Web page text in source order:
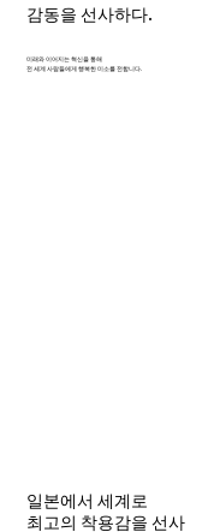
감동을 선사하다.
미래와 이어지는 혁신을 통해
전 세계 사람들에게 행복한 미소를 전합니다.
일본에서 세계로
최고의 착용감을 선사